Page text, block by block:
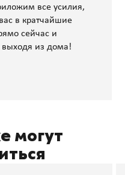
все усилия,
в кратчайшие
сейчас и
выходя из дома!
могут